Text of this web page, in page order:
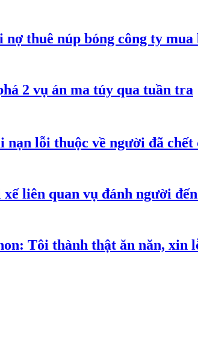
thuê núp bóng công ty mua
2 vụ án ma túy qua tuần tra
lỗi thuộc về người đã
liên quan vụ đánh người
Tôi thành thật ăn năn, xin